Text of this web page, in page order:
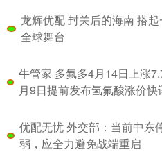
龙辉优配 封关后的海南 搭起
全球舞台
牛管家 多氟多4月14日上涨
月9日提前发布氢氟酸涨价快
优配无忧 外交部：当前中东
弱，应全力避免战端重启